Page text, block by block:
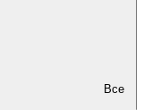
Все